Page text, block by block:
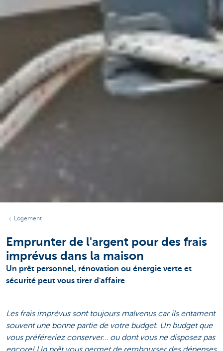
Logement
Emprunter de l'argent pour des frais
imprévus dans la maison
Un prêt personnel, rénovation ou énergie verte et
sécurité peut vous tirer d'affaire
Les frais imprévus sont toujours malvenus car ils entament
souvent une bonne partie de votre budget. Un budget que
vous préféreriez conserver… ou dont vous ne disposez pas